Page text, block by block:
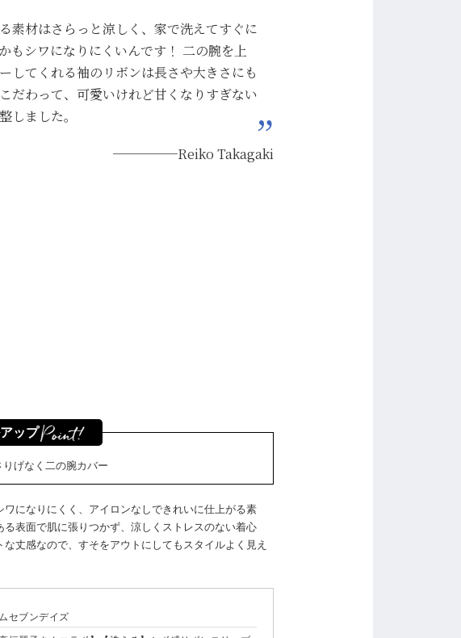
素材はさらっと涼しく、家で洗えてすぐに
もシワになりにくいんです！ 二の腕を上
してくれる袖のリボンは長さや大きさにも
だわって、可愛いけれど甘くなりすぎない
しました。
─────Reiko Takagaki
ップ
りげなく二の腕カバー
ワになりにくく、アイロンなしできれいに仕上がる素
る表面で肌に張りつかず、涼しくストレスのない着心
な丈感なので、すそをアウトにしてもスタイルよく見え
セブンデイズ